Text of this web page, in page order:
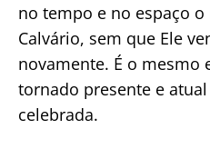
no tempo e no espaço
Calvário, sem que Ele
novamente. É o mesmo
tornado presente e
celebrada.